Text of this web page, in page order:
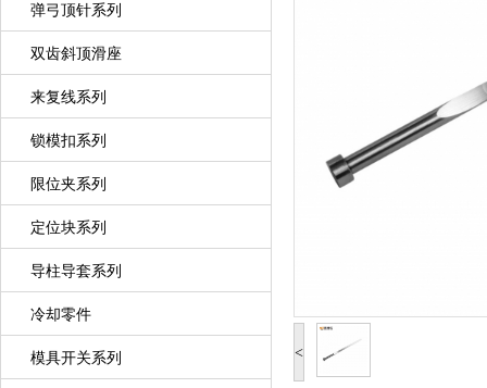
弹弓顶针系列
双齿斜顶滑座
来复线系列
锁模扣系列
限位夹系列
定位块系列
导柱导套系列
冷却零件
模具开关系列 <